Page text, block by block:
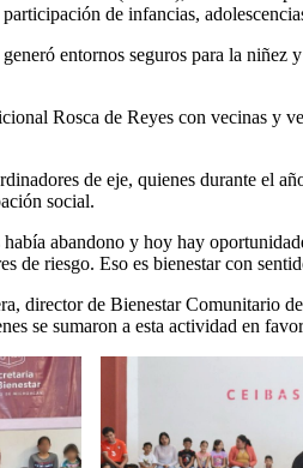
de infancias,
entornos seguros para la
Rosca de Reyes con vecinas y
de eje, quienes durante el
social.
abandono y hoy hay
de riesgo. Eso es bienestar con
director de Bienestar
se sumaron a esta actividad en